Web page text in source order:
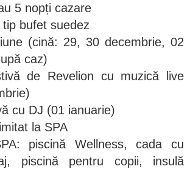
5 nopți cazare
bufet suedez
(cină: 29, 30 decembrie, 02
caz)
de Revelion cu muzică live
cu DJ (01 ianuarie)
la SPA
piscină Wellness, cada cu
piscină pentru copii, insulă